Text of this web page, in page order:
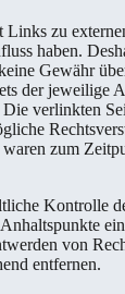
Links zu
haben.
Gewähr
der jeweilige
verlinkten
zum
Kontrolle
von
entfernen.